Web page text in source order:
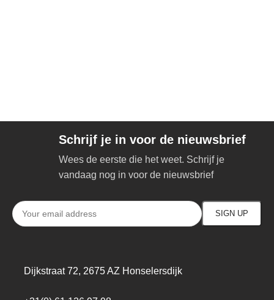
Schrijf je in voor de nieuwsbrief
Wees de eerste die het weet. Schrijf je
vandaag nog in voor de nieuwsbrief
Dijkstraat 72, 2675 AZ Honselersdijk